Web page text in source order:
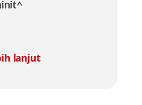
lanjut